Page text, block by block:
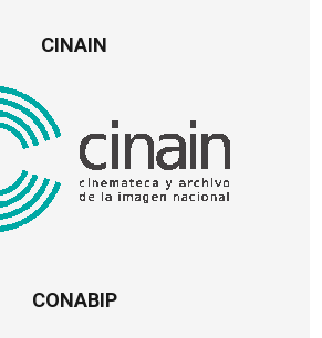
CINAIN
CONABIP